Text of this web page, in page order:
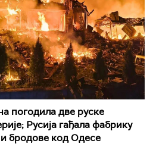
погодила две руске
Русија гађала фабрику
и бродове код Одесе